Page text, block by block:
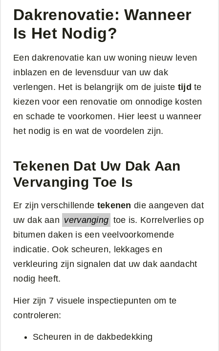
Dakrenovatie: Wanneer
Is Het Nodig?
Een dakrenovatie kan uw woning nieuw leven
inblazen en de levensduur van uw dak
verlengen. Het is belangrijk om de juiste tijd te
kiezen voor een renovatie om onnodige kosten
en schade te voorkomen. Hier leest u wanneer
het nodig is en wat de voordelen zijn.
Tekenen Dat Uw Dak Aan
Vervanging Toe Is
Er zijn verschillende tekenen die aangeven dat
uw dak aan vervanging toe is. Korrelverlies op
bitumen daken is een veelvoorkomende
indicatie. Ook scheuren, lekkages en
verkleuring zijn signalen dat uw dak aandacht
nodig heeft.
Hier zijn 7 visuele inspectiepunten om te
controleren:
Scheuren in de dakbedekking